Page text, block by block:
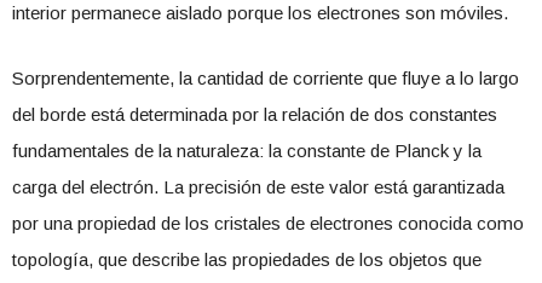
interior permanece aislado porque los electrones son móviles.
Sorprendentemente, la cantidad de corriente que fluye a lo largo
del borde está determinada por la relación de dos constantes
fundamentales de la naturaleza: la constante de Planck y la
carga del electrón. La precisión de este valor está garantizada
por una propiedad de los cristales de electrones conocida como
topología, que describe las propiedades de los objetos que